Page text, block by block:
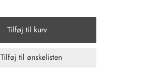
Tilføj til kurv
Tilføj til ønskelisten